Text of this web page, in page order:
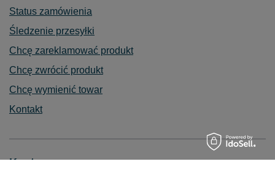
Status zamówienia
Śledzenie przesyłki
Chcę zareklamować produkt
Chcę zwrócić produkt
Chcę wymienić towar
Kontakt
Konto